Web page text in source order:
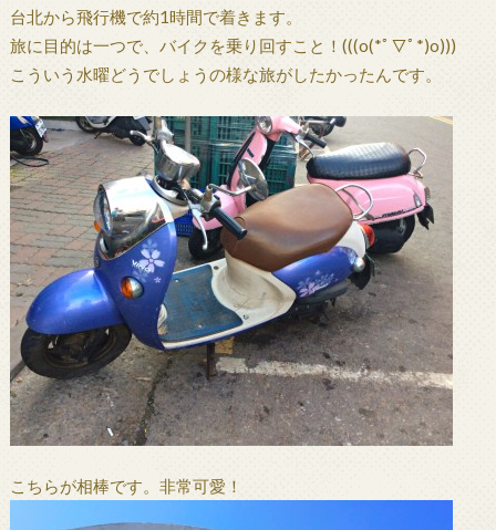
台北から飛行機で約1時間で着きます。
旅に目的は一つで、バイクを乗り回すこと！(((o(*ﾟ▽ﾟ*)o)))
こういう水曜どうでしょうの様な旅がしたかったんです。
こちらが相棒です。非常可愛！